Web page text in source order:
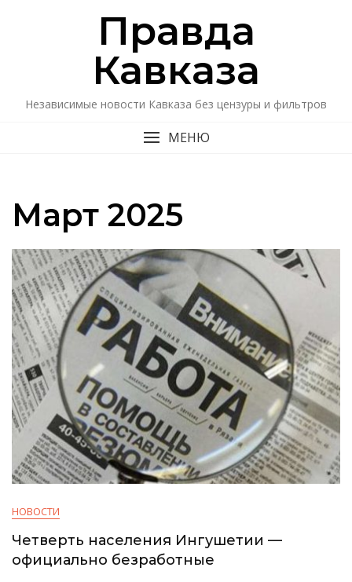
Правда
Кавказa
Независимые новости Кавказа без цензуры и фильтров
МЕНЮ
Март 2025
НОВОСТИ
Четверть населения Ингушетии —
официально безработные